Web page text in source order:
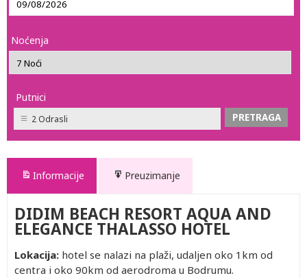
Noćenja
Putnici
2 Odrasli
Informacije Preuzimanje
DIDIM BEACH RESORT AQUA AND
ELEGANCE THALASSO HOTEL
Lokacija: hotel se nalazi na plaži, udaljen oko 1km od
centra i oko 90km od aerodroma u Bodrumu.